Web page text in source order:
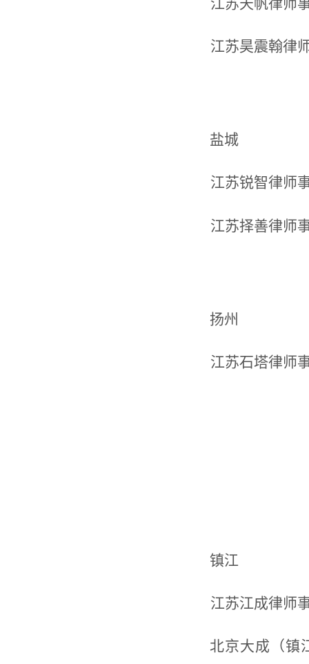
江苏天帆律师
江苏昊震翰律
盐城
江苏锐智律师
江苏择善律师
扬州
江苏石塔律师
镇江
江苏江成律师
北京大成（镇